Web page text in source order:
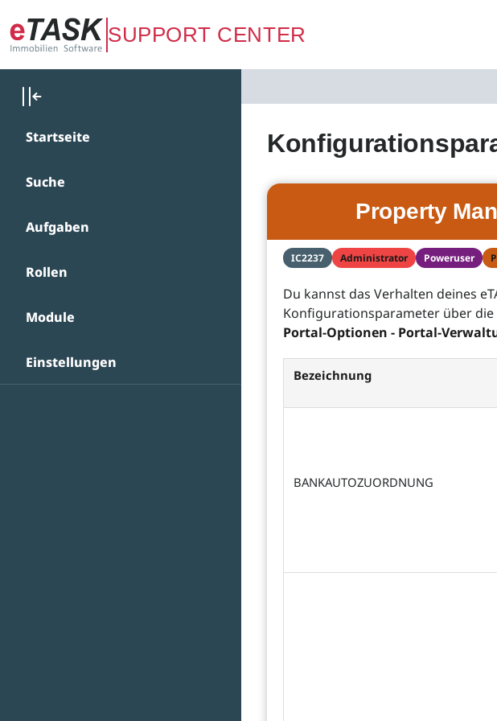
Zum Hauptinhalt springen
SUPPORT CENTER
Startseite
Suche
Aufgaben
Rollen
Module
Einstellungen
Property
IC2237 Administrator Poweruser
Du kannst das Verhalten deines
Konfigurationsparameter über
Portal-Optionen - Portal-
Bezeichnung
BANKAUTOZUORDNUNG